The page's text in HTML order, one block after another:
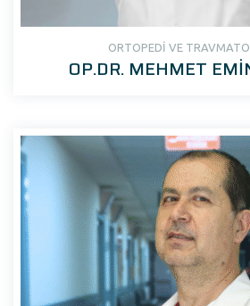
ORTOPEDİ VE
OP.DR. MEHMET